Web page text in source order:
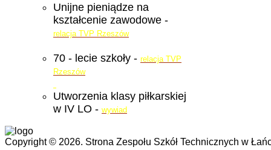
Unijne pieniądze na
kształcenie zawodowe -
relacja TVP Rzeszów
70 - lecie szkoły - relacja TVP
Rzeszów
Utworzenia klasy piłkarskiej
w IV LO - wywiad
Copyright © 2026. Strona Zespołu Szkół Technicznych w